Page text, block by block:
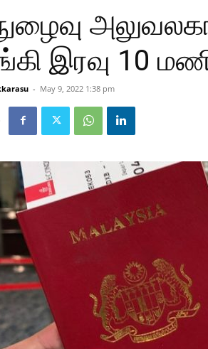
இரவு 10
- May 9, 2022 1:38 pm